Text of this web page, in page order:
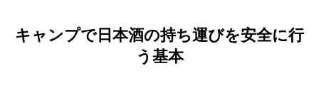
キャンプで日本酒の持ち運びを安全に行
う基本